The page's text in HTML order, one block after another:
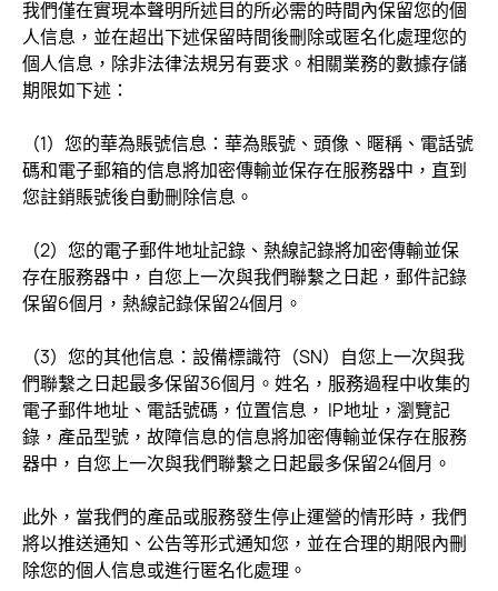
我們僅在實現本聲明所述目的所必需的時間內保留您的個
人信息，並在超出下述保留時間後刪除或匿名化處理您的
個人信息，除非法律法規另有要求。相關業務的數據存儲
期限如下述：
（1）您的華為賬號信息：華為賬號、頭像、暱稱、電話號
碼和電子郵箱的信息將加密傳輸並保存在服務器中，直到
您註銷賬號後自動刪除信息。
（2）您的電子郵件地址記錄、熱線記錄將加密傳輸並保
存在服務器中，自您上一次與我們聯繫之日起，郵件記錄
保留6個月，熱線記錄保留24個月。
（3）您的其他信息：設備標識符（SN）自您上一次與我
們聯繫之日起最多保留36個月。姓名，服務過程中收集的
電子郵件地址、電話號碼，位置信息， IP地址，瀏覽記
錄，產品型號，故障信息的信息將加密傳輸並保存在服務
器中，自您上一次與我們聯繫之日起最多保留24個月。
此外，當我們的產品或服務發生停止運營的情形時，我們
將以推送通知、公告等形式通知您，並在合理的期限內刪
除您的個人信息或進行匿名化處理。